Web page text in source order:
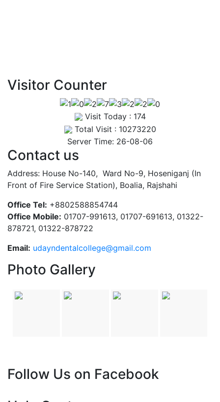
Visitor Counter
Visit Today : 174
Total Visit : 10273220
Server Time: 26-08-06
Contact us
Address: House No-140, Ward No-9, Hoseniganj (In
Front of Fire Service Station), Boalia, Rajshahi
Office Tel: +8802588854744
Office Mobile: 01707-991613, 01707-691613, 01322-
878721, 01322-878722
Email: udayndentalcollege@gmail.com
Photo Gallery
Follow Us on Facebook